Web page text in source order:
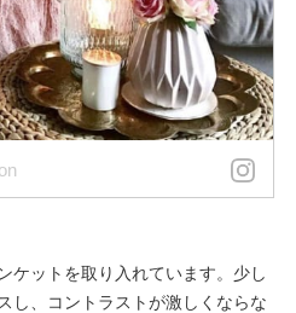
ケットを取り入れています。少し
し、コントラストが激しくならな